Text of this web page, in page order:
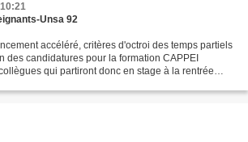
Unsa 92
accéléré, critères d'octroi des temps partiels
des candidatures pour la formation CAPPEI
qui partiront donc en stage à la rentrée